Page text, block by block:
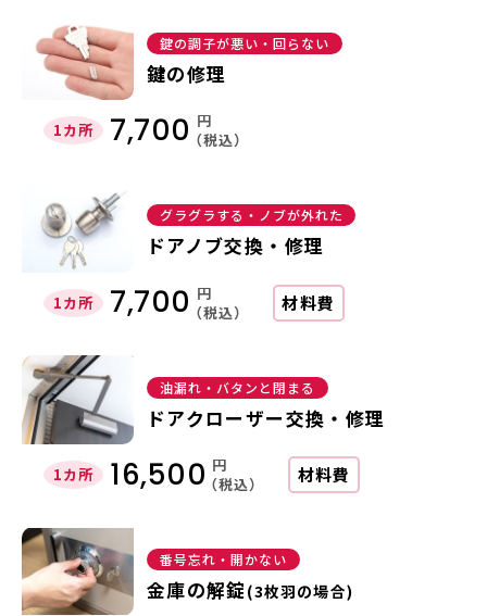
鍵の調子が悪い・回らない
鍵の修理
1カ所 7,700 円
（税込）
グラグラする・ノブが外れた
ドアノブ交換・修理
1カ所 7,700 円
（税込）
材料費
油漏れ・バタンと閉まる
ドアクローザー交換・修理
1カ所 16,500 円
（税込）
材料費
番号忘れ・開かない
金庫の解錠(3枚羽の場合)